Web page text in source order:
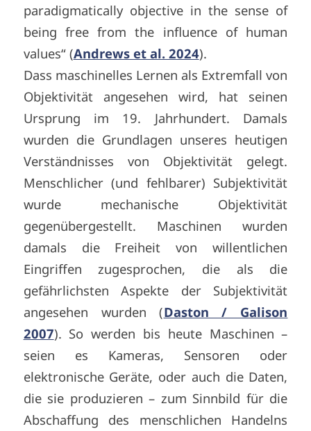
paradigmatically objective in the sense of
being free from the influence of human
values“ (Andrews et al. 2024).
Dass maschinelles Lernen als Extremfall von
Objektivität angesehen wird, hat seinen
Ursprung im 19. Jahrhundert. Damals
wurden die Grundlagen unseres heutigen
Verständnisses von Objektivität gelegt.
Menschlicher (und fehlbarer) Subjektivität
wurde mechanische Objektivität
gegenübergestellt. Maschinen wurden
damals die Freiheit von willentlichen
Eingriffen zugesprochen, die als die
gefährlichsten Aspekte der Subjektivität
angesehen wurden (Daston / Galison
2007). So werden bis heute Maschinen –
seien es Kameras, Sensoren oder
elektronische Geräte, oder auch die Daten,
die sie produzieren – zum Sinnbild für die
Abschaffung des menschlichen Handelns